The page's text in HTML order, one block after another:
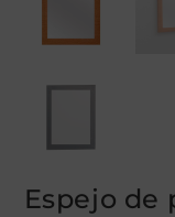
Espejo de